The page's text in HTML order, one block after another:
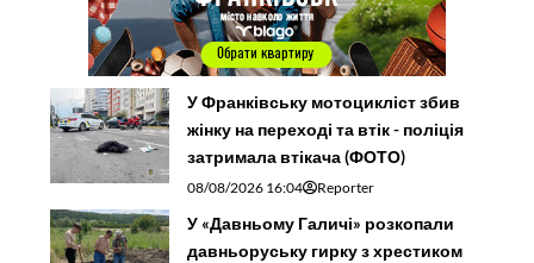
У Франківську мотоцикліст збив
жінку на переході та втік - поліція
затримала втікача (ФОТО)
08/08/2026 16:04 Reporter
У «Давньому Галичі» розкопали
давньоруську гирку з хрестиком